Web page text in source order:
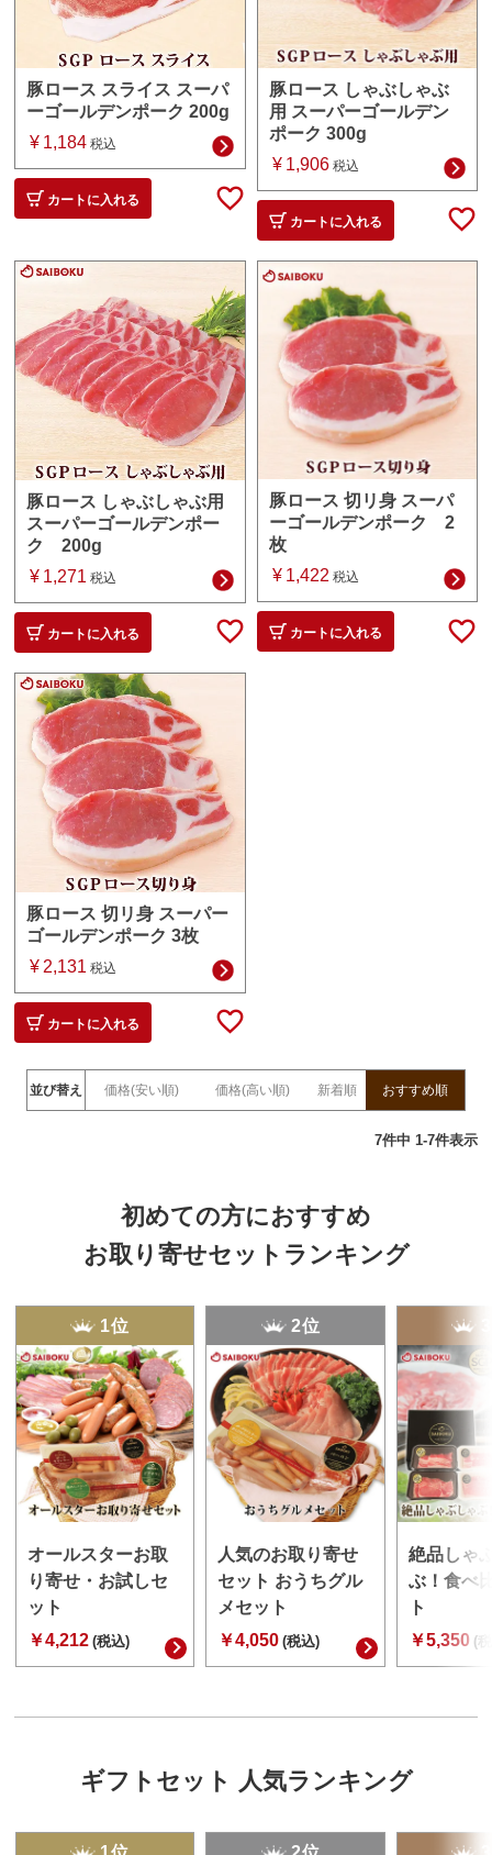
豚ロース スライス スーパ
ーゴールデンポーク 200g
¥ 1,184 税込
カートに入れる
豚ロース しゃぶしゃぶ
用 スーパーゴールデン
ポーク 300g
¥ 1,906 税込
カートに入れる
豚ロース しゃぶしゃぶ用
スーパーゴールデンポー
ク 200g
¥ 1,271 税込
カートに入れる
豚ロース 切リ身 スーパ
ーゴールデンポーク 2
枚
¥ 1,422 税込
カートに入れる
豚ロース 切リ身 スーパー
ゴールデンポーク 3枚
¥ 2,131 税込
カートに入れる
並び替え 価格(安い順) 価格(高い順) 新着順 おすすめ順
7件中 1-7件表示
初めての方におすすめ
お取り寄せセットランキング
1位
オールスターお取
り寄せ・お試しセ
ット
￥4,212 (税込)
2位
人気のお取り寄せ
セット おうちグル
メセット
￥4,050 (税込)
絶品しゃ
ぶ！食べ
ト
￥5,350 (
ギフトセット 人気ランキング